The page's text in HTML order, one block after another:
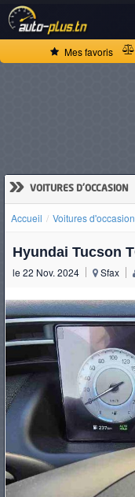
Mes favoris
» VOITURES D'OCCASION
Accueil Voitures d'occasion
Hyundai Tucson
le 22 Nov. 2024 Sfax
ACCUEIL
D'OCCASION
CAMIONS
PNEUS